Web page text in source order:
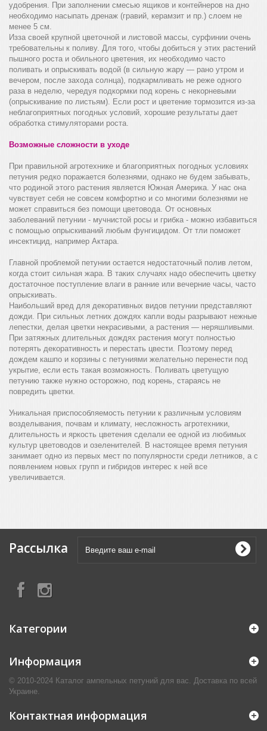
удобрения. При заполнении смесью ящиков и контейнеров на дно
необходимо насыпать дренаж (гравий, керамзит и пр.) слоем не
менее 5 см.
Изза своей крупной цветочной и листовой массы, сурфинии очень
требовательны к поливу. Для того, чтобы добиться у этих растений
пышного роста и обильного цветения, их необходимо часто
поливать и опрыскивать водой (в сильную жару — рано утром и
вечером, после захода солнца), подкармливать не реже одного
раза в неделю, чередуя подкормки под корень с некорневыми
(опрыскивание по листьям). Если рост и цветение тормозится из-за
неблагоприятных погодных условий, хорошие результаты дает
обработка стимуляторами роста.
Возможные сложности в уходе
При правильной агротехнике и благоприятных погодных условиях
петуния редко поражается болезнями, однако не будем забывать,
что родиной этого растения является Южная Америка. У нас она
чувствует себя не совсем комфортно и со многими болезнями не
может справиться без помощи цветовода. От основных
заболеваний петунии - мучнистой росы и грибка - можно избавиться
с помощью опрыскиваний любым фунгицидом. От тли поможет
инсектицид, например Актара.
Главной проблемой петунии остается недостаточный полив летом,
когда стоит сильная жара. В таких случаях надо обеспечить цветку
достаточное поступление влаги в ранние или вечерние часы, часто
опрыскивать.
Наибольший вред для декоративных видов петунии представляют
дожди. При сильных летних дождях капли воды разрывают нежные
лепестки, делая цветки некрасивыми, а растения — неряшливыми.
При затяжных длительных дождях растения могут полностью
потерять декоративность и перестать цвести. Поэтому перед
дождем кашпо и корзины с петуниями желательно перенести под
укрытие, если есть такая возможность. Поливать цветущую
петунию также нужно осторожно, под корень, стараясь не
повредить цветки.
Уникальная приспособляемость петунии к различным условиям
возделывания, почвам и климату, несложность агротехники,
длительность и яркость цветения сделали ее одной из любимых
культур цветоводов и озеленителей. В настоящее время петуния
занимает одно из первых мест по популярности среди летников, а с
появлением новых групп и гибридов интерес к ней все
увеличивается.
Рассылка
Категории
Информация
© 2010-2024 Каталог ампельных петуний для вас. Доставка по всей
Украине.
Контактная информация